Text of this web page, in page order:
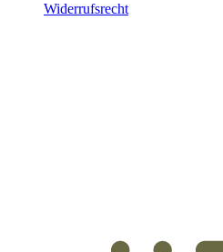
Widerrufsrecht